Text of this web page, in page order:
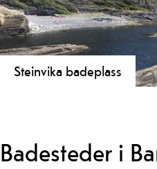
Steinvika badeplass
Badesteder i